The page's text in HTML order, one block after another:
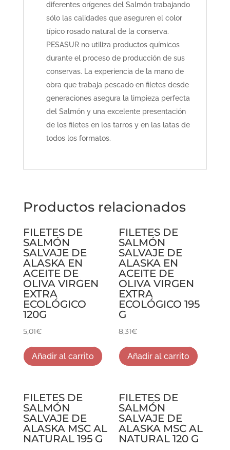
diferentes orígenes del Salmón trabajando
sólo las calidades que aseguren el color
típico rosado natural de la conserva.
PESASUR no utiliza productos químicos
durante el proceso de producción de sus
conservas. La experiencia de la mano de
obra que trabaja pescado en filetes desde
generaciones asegura la limpieza perfecta
del Salmón y una excelente presentación
de los filetes en los tarros y en las latas de
todos los formatos.
Productos relacionados
FILETES DE
SALMÓN
SALVAJE DE
ALASKA EN
ACEITE DE
OLIVA VIRGEN
EXTRA
ECOLÓGICO
120G
5,01€
Añadir al carrito
FILETES DE
SALMÓN
SALVAJE DE
ALASKA EN
ACEITE DE
OLIVA VIRGEN
EXTRA
ECOLÓGICO 195
G
8,31€
Añadir al carrito
FILETES DE
SALMÓN
SALVAJE DE
ALASKA MSC AL
NATURAL 195 G
FILETES DE
SALMÓN
SALVAJE DE
ALASKA MSC AL
NATURAL 120 G